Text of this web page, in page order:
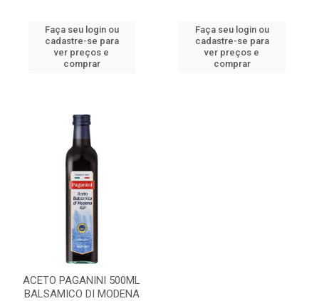
Faça seu login ou
cadastre-se para
ver preços e
comprar
Faça seu login ou
cadastre-se para
ver preços e
comprar
ACETO PAGANINI 500ML
BALSAMICO DI MODENA